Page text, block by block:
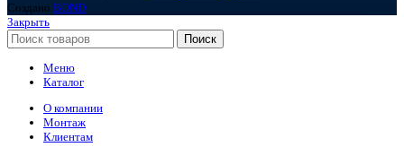
Создано BOND
Закрыть
Поиск
Меню
Каталог
О компании
Монтаж
Клиентам